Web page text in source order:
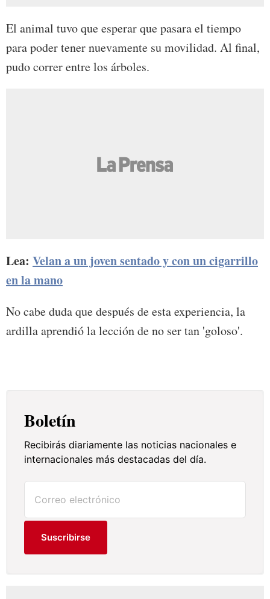
El animal tuvo que esperar que pasara el tiempo
para poder tener nuevamente su movilidad. Al final,
pudo correr entre los árboles.
Lea: Velan a un joven sentado y con un cigarrillo
en la mano
No cabe duda que después de esta experiencia, la
ardilla aprendió la lección de no ser tan 'goloso'.
Boletín
Recibirás diariamente las noticias nacionales e
internacionales más destacadas del día.
Suscribirse